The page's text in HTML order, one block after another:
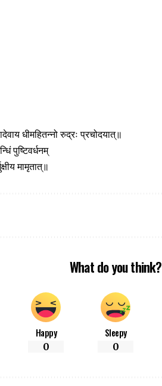
धीमहितन्नो रुद्रः प्रचोदयात्॥
पुष्टिवर्धनम्
मामृतात्॥
What do you think?
Happy
0
Sleepy
0